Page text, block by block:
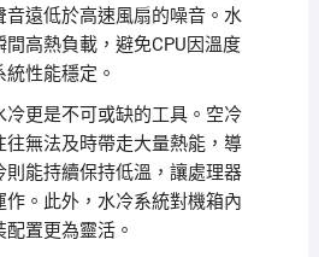
音遠低於高速風扇的噪音。水
高熱負載，避免CPU因溫度
性能穩定。
冷更是不可或缺的工具。空冷
往無法及時帶走大量熱能，導
則能持續保持低溫，讓處理器
。此外，水冷系統對機箱內
置更為靈活。